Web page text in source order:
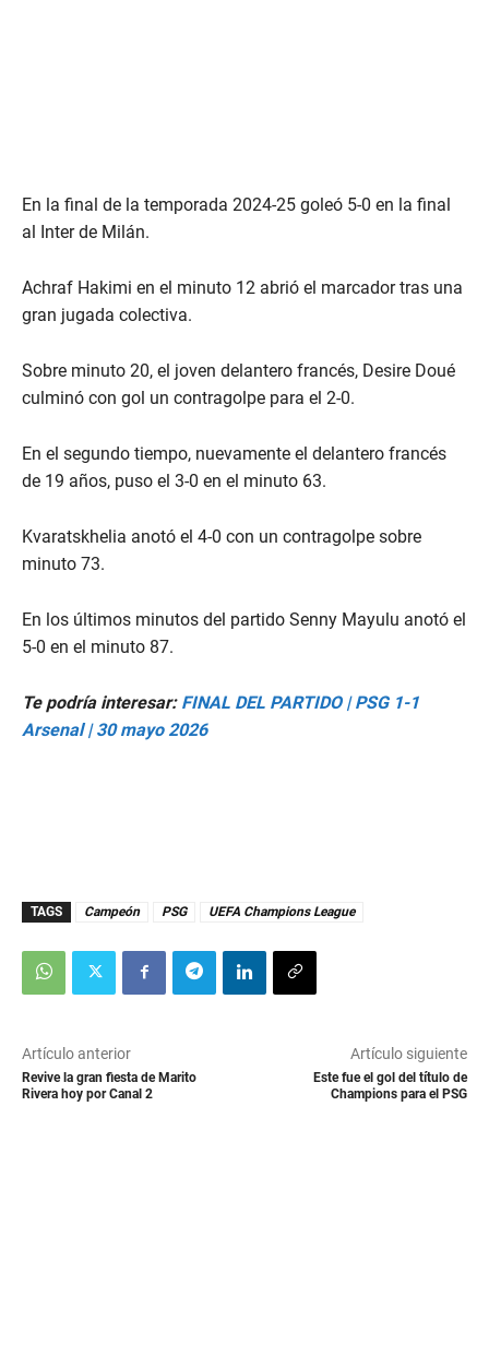
En la final de la temporada 2024-25 goleó 5-0 en la final
al Inter de Milán.
Achraf Hakimi en el minuto 12 abrió el marcador tras una
gran jugada colectiva.
Sobre minuto 20, el joven delantero francés, Desire Doué
culminó con gol un contragolpe para el 2-0.
En el segundo tiempo, nuevamente el delantero francés
de 19 años, puso el 3-0 en el minuto 63.
Kvaratskhelia anotó el 4-0 con un contragolpe sobre
minuto 73.
En los últimos minutos del partido Senny Mayulu anotó el
5-0 en el minuto 87.
Te podría interesar: FINAL DEL PARTIDO | PSG 1-1
Arsenal | 30 mayo 2026
TAGS Campeón PSG UEFA Champions League
Artículo anterior
Revive la gran fiesta de Marito
Rivera hoy por Canal 2
Artículo siguiente
Este fue el gol del título de
Champions para el PSG